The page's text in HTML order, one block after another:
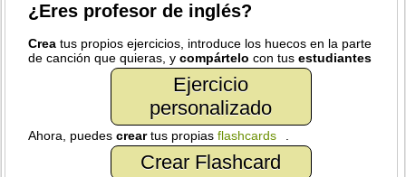
¿Eres profesor de inglés?
Crea tus propios ejercicios, introduce los huecos en la parte
de canción que quieras, ycompártelo con tusestudiantes
Ejercicio
personalizado
Ahora, puedescreartus propiasflashcards
Crear Flashcard